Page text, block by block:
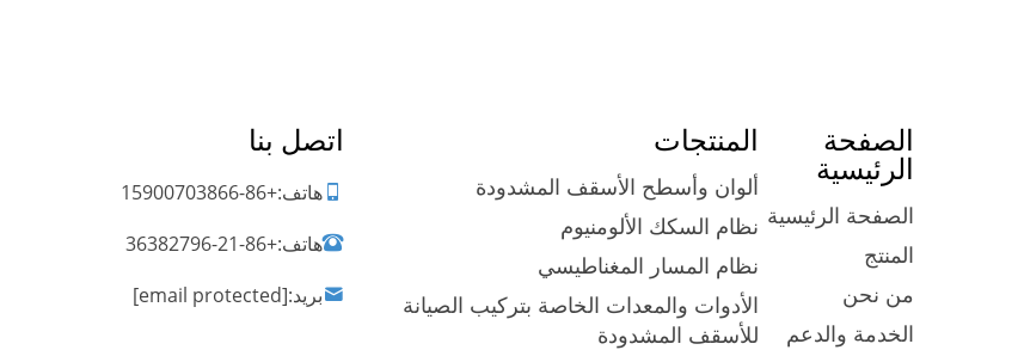
الصفحة
الرئيسية
الصفحة الرئيسية
المنتج
من نحن
الخدمة والدعم
المنتجات
ألوان وأسطح الأسقف المشدودة
نظام السكك الألومنيوم
نظام المسار المغناطيسي
الأدوات والمعدات الخاصة بتركيب الصيانة
للأسقف المشدودة
اتصل بنا
هاتف:+86-15900703866
هاتف:+86-21-36382796
بريد:[email protected]